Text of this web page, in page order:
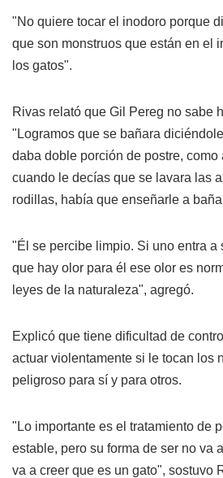
"No quiere tocar el inodoro porque
que son monstruos que están en el
los gatos".
Rivas relató que Gil Pereg no sabe
"Logramos que se bañara
daba doble porción de postre, como
cuando le decías que se lavara las
rodillas, había que enseñarle a
"Él se percibe limpio. Si uno entra a
que hay olor para él ese olor es
leyes de la naturaleza", agregó.
Explicó que tiene dificultad de
actuar violentamente si le tocan los
peligroso para sí y para otros.
"Lo importante es el tratamiento de
estable, pero su forma de ser no va
va a creer que es un gato", sostuvo